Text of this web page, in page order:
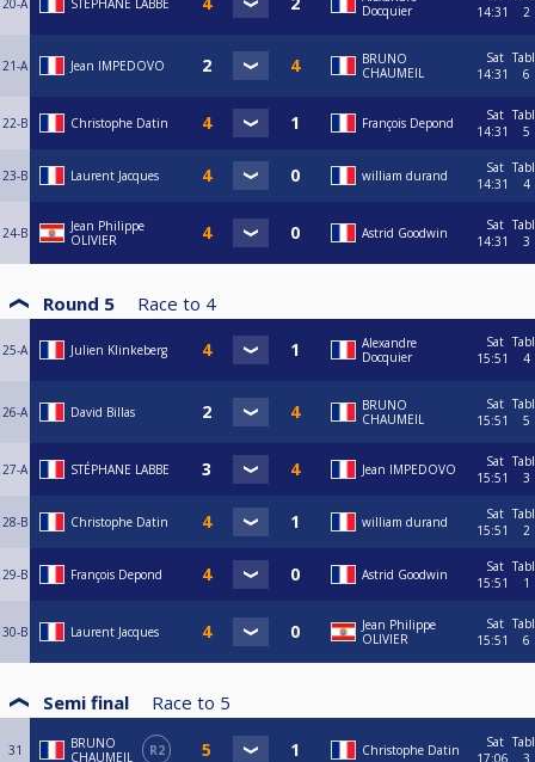
20-A STÉPHANE LABBE
Docquier
14:31
2
21-A Jean IMPEDOVO
BRUNO
CHAUMEIL
Sat
14:31
6
22-B Christophe Datin François Depond
Sat
14:31
5
23-B Laurent Jacques william durand
Sat
14:31
4
24-B
Jean Philippe
OLIVIER
Astrid Goodwin
Sat
14:31
3
Round 5 Race to 4
25-A Julien Klinkeberg
Alexandre
Docquier
Sat
15:51
4
26-A David Billas
BRUNO
CHAUMEIL
Sat
15:51
5
27-A STÉPHANE LABBE Jean IMPEDOVO
Sat
15:51
3
28-B Christophe Datin william durand
Sat
15:51
2
29-B François Depond Astrid Goodwin
Sat
15:51
1
30-B Laurent Jacques
Jean Philippe
OLIVIER
Sat
15:51
6
Semi final Race to 5
31
BRUNO
CHAUMEIL
R2 Christophe Datin
Sat